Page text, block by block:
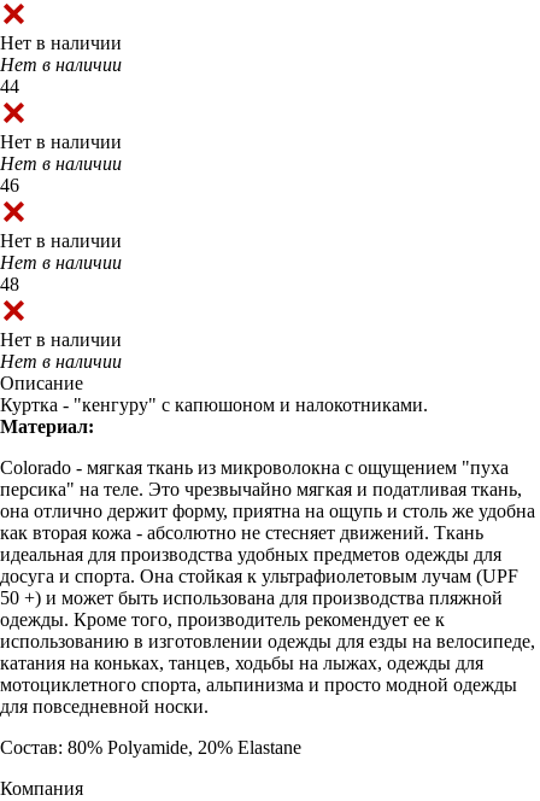
Нет в наличии
Нет в наличии
44
Нет в наличии
Нет в наличии
46
Нет в наличии
Нет в наличии
48
Нет в наличии
Нет в наличии
Описание
Куртка - "кенгуру" с капюшоном и налокотниками.
Материал:
Colorado - мягкая ткань из микроволокна с ощущением "пуха
персика" на теле. Это чрезвычайно мягкая и податливая ткань,
она отлично держит форму, приятна на ощупь и столь же удобна
как вторая кожа - абсолютно не стесняет движений. Ткань
идеальная для производства удобных предметов одежды для
досуга и спорта. Она стойкая к ультрафиолетовым лучам (UPF
50 +) и может быть использована для производства пляжной
одежды. Кроме того, производитель рекомендует ее к
использованию в изготовлении одежды для езды на велосипеде,
катания на коньках, танцев, ходьбы на лыжах, одежды для
мотоциклетного спорта, альпинизма и просто модной одежды
для повседневной носки.
Состав: 80% Polyamide, 20% Elastane
Компания